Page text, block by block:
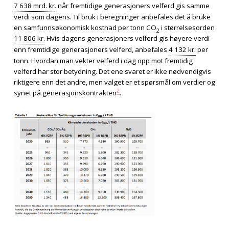
7 638 mrd. kr. når fremtidige generasjoners velferd gis samme
verdi som dagens. Til bruk i beregninger anbefales det å bruke
en samfunnsøkonomisk kostnad per tonn CO2 i størrelsesorden
11 806 kr. Hvis dagens generasjoners velferd gis høyere verdi
enn fremtidige generasjoners velferd, anbefales 4 132 kr. per
tonn. Hvordan man vekter velferd i dag opp mot fremtidig
velferd har stor betydning. Det ene svaret er ikke nødvendigvis
riktigere enn det andre, men valget er et spørsmål om verdier og
synet på generasjonskontrakten2.